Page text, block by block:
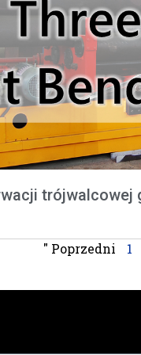
trójwalcowej
" Poprzedni 1